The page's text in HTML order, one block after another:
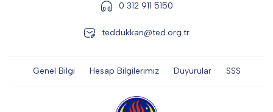
BLOKNOT & DEFTER
KALEM & KALEM SETİ
0 312 911 5150
teddukkan@ted.org.tr
Genel Bilgi Hesap Bilgilerimiz Duyurular SSS